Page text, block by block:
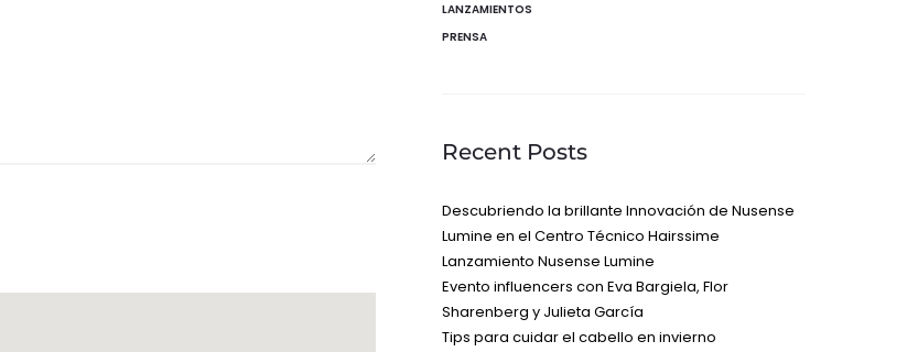
LANZAMIENTOS
PRENSA
Recent Posts
Descubriendo la brillante Innovación de Nusense
Lumine en el Centro Técnico Hairssime
Lanzamiento Nusense Lumine
Evento influencers con Eva Bargiela, Flor
Sharenberg y Julieta García
Tips para cuidar el cabello en invierno